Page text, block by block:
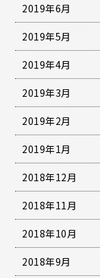
2019年6月
2019年5月
2019年4月
2019年3月
2019年2月
2019年1月
2018年12月
2018年11月
2018年10月
2018年9月